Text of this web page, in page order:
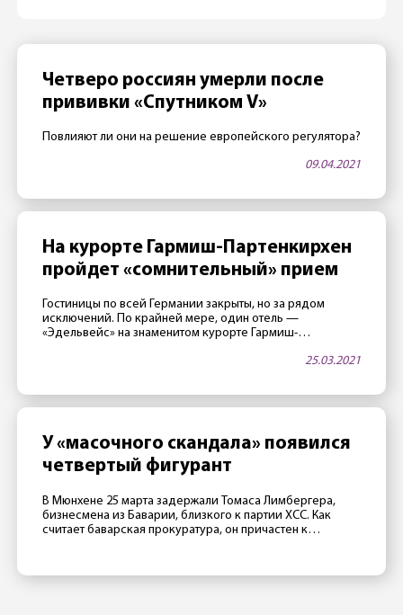
Четверо россиян умерли после
прививки «Спутником V»
Повлияют ли они на решение европейского регулятора?
09.04.2021
На курорте Гармиш-Партенкирхен
пройдет «сомнительный» прием
Гостиницы по всей Германии закрыты, но за рядом
исключений. По крайней мере, один отель —
«Эдельвейс» на знаменитом курорте Гармиш-
известно 25 марта, в этой гостинице, принадлежащей
конференции запланировано на апрель. Как сообщили
25.03.2021
У «масочного скандала» появился
четвертый фигурант
В Мюнхене 25 марта задержали Томаса Лимбергера,
бизнесмена из Баварии, близкого к партии ХСС. Как
считает баварская прокуратура, он причастен к
парламентах, а также партийных постов. Таким образом,